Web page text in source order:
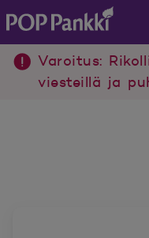
POP Pankki,
Varoitus:
viesteillä ja